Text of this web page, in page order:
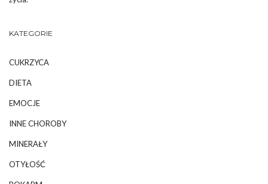
KATEGORIE
CUKRZYCA
DIETA
EMOCJE
INNE CHOROBY
MINERAŁY
OTYŁOŚĆ